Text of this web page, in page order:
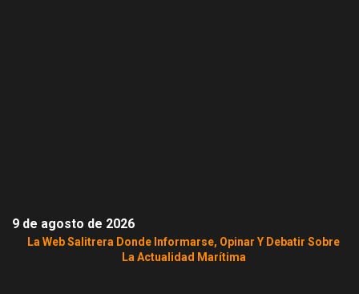
9 de agosto de 2026
La Web Salitrera Donde Informarse, Opinar Y Debatir Sobre
La Actualidad Marítima